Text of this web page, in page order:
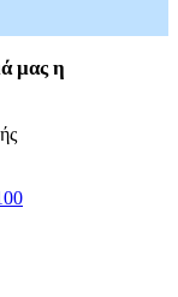
μας η